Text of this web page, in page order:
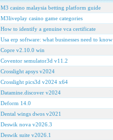
M3 casino malaysia betting platform guide
M3liveplay casino game categories
How to identify a genuine vca certificate
Usa erp software: what businesses need to know
Copre v2.10.0 win
Coventor semulator3d v11.2
Crosslight apsys v2024
Crosslight pics3d v2024 x64
Datamine.discover v2024
Deform 14.0
Dental wings dwos v2021
Deswik nova v2026.3
Deswik suite v2026.1